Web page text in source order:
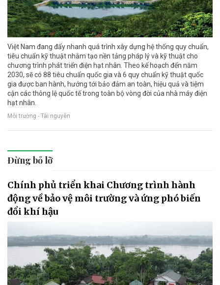
Việt Nam đang đẩy nhanh quá trình xây dựng hệ thống quy chuẩn,
tiêu chuẩn kỹ thuật nhằm tạo nền tảng pháp lý và kỹ thuật cho
chương trình phát triển điện hạt nhân. Theo kế hoạch đến năm
2030, sẽ có 88 tiêu chuẩn quốc gia và 6 quy chuẩn kỹ thuật quốc
gia được ban hành, hướng tới bảo đảm an toàn, hiệu quả và tiệm
cận các thông lệ quốc tế trong toàn bộ vòng đời của nhà máy điện
hạt nhân.
Môi trường - Tài nguyên
Đừng bỏ lỡ
Chính phủ triển khai Chương trình hành
động về bảo vệ môi trường và ứng phó biến
đổi khí hậu